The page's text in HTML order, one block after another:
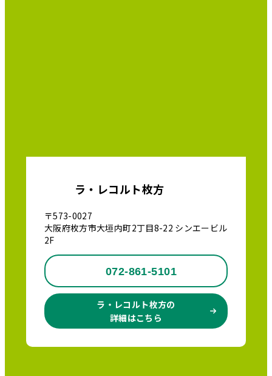
ラ・レコルト枚方
〒573-0027
大阪府枚方市大垣内町2丁目8-22 シンエービル
2F
072-861-5101
ラ・レコルト枚方の
詳細はこちら